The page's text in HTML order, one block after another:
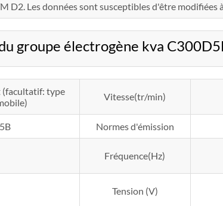
D2. Les données sont susceptibles d'être modifiées
groupe électrogène kva
(facultatif: type
Vitesse(tr/min)
Normes d'émission
Fréquence(Hz)
Tension (V)